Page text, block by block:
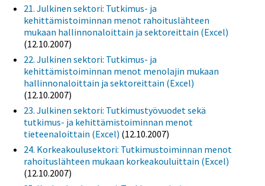
21. Julkinen sektori: Tutkimus- ja
kehittämistoiminnan menot rahoituslähteen
mukaan hallinnonaloittain ja sektoreittain (Excel)
(12.10.2007)
22. Julkinen sektori: Tutkimus- ja
kehittämistoiminnan menot menolajin mukaan
hallinnonaloittain ja sektoreittain (Excel)
(12.10.2007)
23. Julkinen sektori: Tutkimustyövuodet sekä
tutkimus- ja kehittämistoiminnan menot
tieteenaloittain (Excel) (12.10.2007)
24. Korkeakoulusektori: Tutkimustoiminnan menot
rahoituslähteen mukaan korkeakouluittain (Excel)
(12.10.2007)